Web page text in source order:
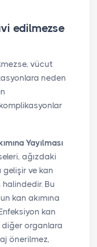
edilmezse
vücut
neden
Yayılması
ağızdaki
ve kan
Bu
kan akımına
kan
diğer organlara
önerilmez,